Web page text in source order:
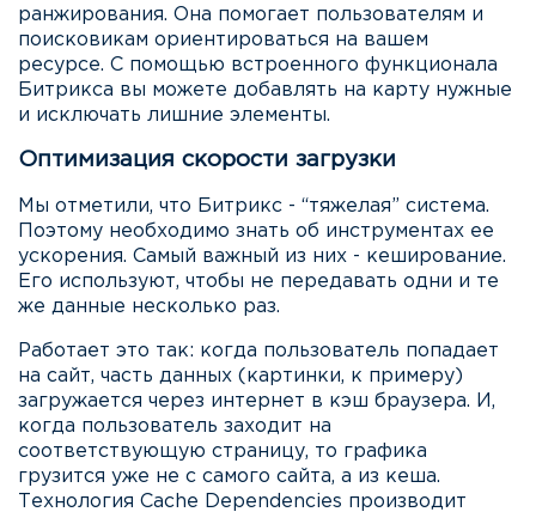
ранжирования. Она помогает пользователям и
поисковикам ориентироваться на вашем
ресурсе. С помощью встроенного функционала
Битрикса вы можете добавлять на карту нужные
и исключать лишние элементы.
Оптимизация скорости загрузки
Мы отметили, что Битрикс - “тяжелая” система.
Поэтому необходимо знать об инструментах ее
ускорения. Самый важный из них - кеширование.
Его используют, чтобы не передавать одни и те
же данные несколько раз.
Работает это так: когда пользователь попадает
на сайт, часть данных (картинки, к примеру)
загружается через интернет в кэш браузера. И,
когда пользователь заходит на
соответствующую страницу, то графика
грузится уже не с самого сайта, а из кеша.
Технология Сache Dependencies производит